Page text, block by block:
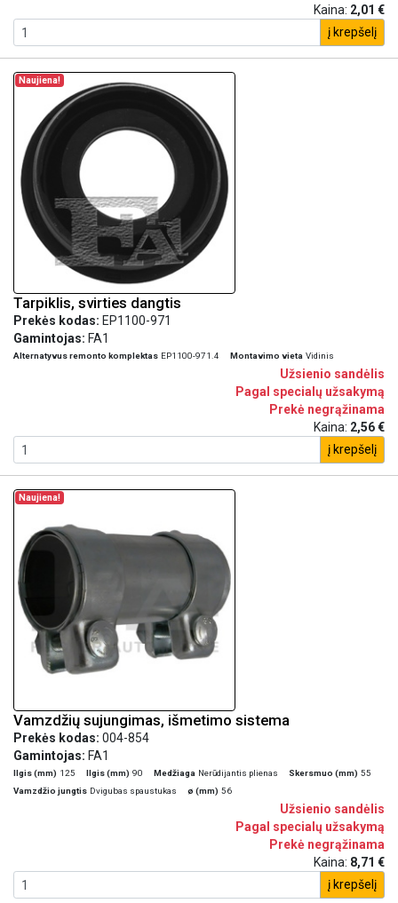
Kaina: 2,01 €
į krepšelį
Naujiena!
Tarpiklis, svirties dangtis
Prekės kodas: EP1100-971
Gamintojas: FA1
Alternatyvus remonto komplektas EP1100-971.4 Montavimo vieta Vidinis
Užsienio sandėlis
Pagal specialų užsakymą
Prekė negrąžinama
Kaina: 2,56 €
į krepšelį
Naujiena!
Vamzdžių sujungimas, išmetimo sistema
Prekės kodas: 004-854
Gamintojas: FA1
Ilgis (mm) 125 Ilgis (mm) 90 Medžiaga Nerūdijantis plienas Skersmuo (mm) 55
Vamzdžio jungtis Dvigubas spaustukas ø (mm) 56
Užsienio sandėlis
Pagal specialų užsakymą
Prekė negrąžinama
Kaina: 8,71 €
į krepšelį